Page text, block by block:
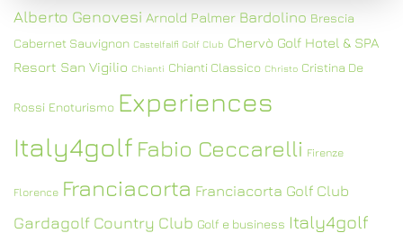
Alberto Genovesi Arnold Palmer Bardolino Brescia
Cabernet Sauvignon Castelfalfi Golf Club Chervò Golf Hotel & SPA
Resort San Vigilio Chianti Chianti Classico Christo Cristina De
Rossi Enoturismo Experiences
Italy4golf Fabio Ceccarelli Firenze
Florence Franciacorta Franciacorta Golf Club
Gardagolf Country Club Golf e business Italy4golf